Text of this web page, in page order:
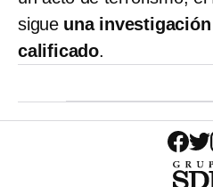
sigue una
calificado.